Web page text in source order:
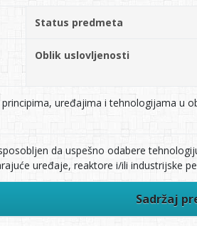
Status predmeta
Oblik uslovljenosti
uređajima i tehnologijama u
da uspešno odabere
uređaje, reaktore i/ili industrijske
Sadržaj